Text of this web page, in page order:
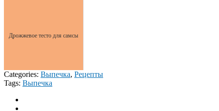
Дрожжевое тесто для самсы
Categories: Выпечка, Рецепты
Tags: Выпечка